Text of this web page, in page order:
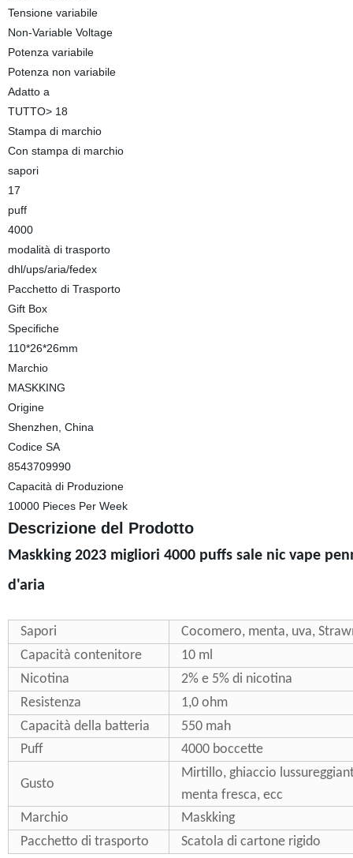
Tensione variabile
Non-Variable Voltage
Potenza variabile
Potenza non variabile
Adatto a
TUTTO> 18
Stampa di marchio
Con stampa di marchio
sapori
17
puff
4000
modalità di trasporto
dhl/ups/aria/fedex
Pacchetto di Trasporto
Gift Box
Specifiche
110*26*26mm
Marchio
MASKKING
Origine
Shenzhen, China
Codice SA
8543709990
Capacità di Produzione
10000 Pieces Per Week
Descrizione del Prodotto
Maskking 2023 migliori 4000 puffs sale nic vape
d'aria
Sapori
Cocomero, menta, uva,
Capacità contenitore
10 ml
Nicotina
2% e 5% di nicotina
Resistenza
1,0 ohm
Capacità della batteria
550 mah
Puff
4000 boccette
Gusto
Mirtillo, ghiaccio
menta fresca, ecc
Marchio
Maskking
Pacchetto di trasporto
Scatola di cartone rigido